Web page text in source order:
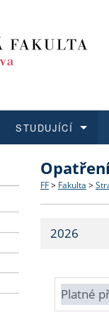
Struktura
Strategie
Fakultní
Co
Učitelské
STUDUJÍCÍ
O vědě a
Aktuální
FF > Fakulta >
2026
Platné